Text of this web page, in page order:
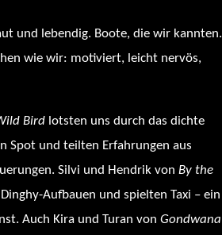
und lebendig. Boote, die wir kannten.
wie wir: motiviert, leicht nervös,
Bird lotsten uns durch das dichte
Spot und teilten Erfahrungen aus
Silvi und Hendrik von By the
Aufbauen und spielten Taxi – ein
Auch Kira und Turan von Gondwana